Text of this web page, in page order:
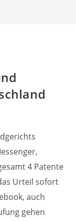
4 Patente
Urteil sofort
auch
gehen